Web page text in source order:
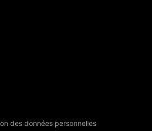
des données personnelles